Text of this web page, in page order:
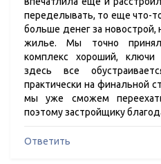
переделывать, то еще что-
больше денег за
жилье. Мы точно
комплекс хороший,
здесь все
практически на финальной
мы уже сможем
поэтому застройщику
Ответить